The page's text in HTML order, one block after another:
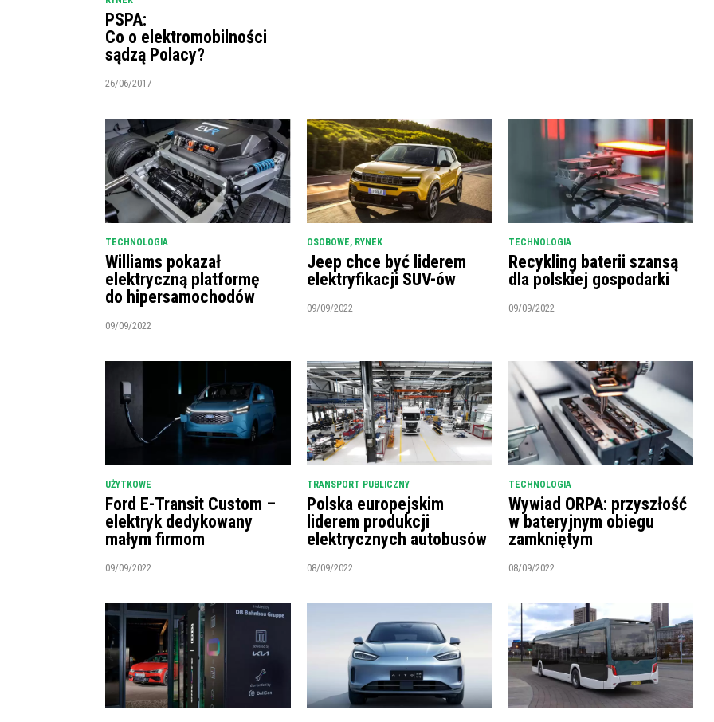
PSPA:
Co o elektromobilności
sądzą Polacy?
26/06/2017
TECHNOLOGIA
Williams pokazał
elektryczną platformę
do hipersamochodów
09/09/2022
OSOBOWE, RYNEK
Jeep chce być liderem
elektryfikacji SUV-ów
09/09/2022
TECHNOLOGIA
Recykling baterii szansą
dla polskiej gospodarki
09/09/2022
UŻYTKOWE
Ford E-Transit Custom –
elektryk dedykowany
małym firmom
09/09/2022
TRANSPORT PUBLICZNY
Polska europejskim
liderem produkcji
elektrycznych autobusów
08/09/2022
TECHNOLOGIA
Wywiad ORPA: przyszłość
w bateryjnym obiegu
zamkniętym
08/09/2022